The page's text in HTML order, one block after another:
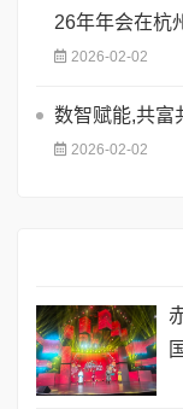
26年年会在杭
2026-02-02
数智赋能,共富
2026-02-02